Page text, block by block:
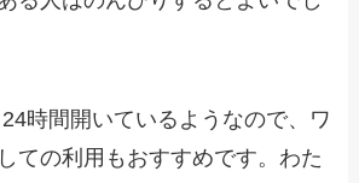
時間開いているようなので、ワ
ての利用もおすすめです。わた